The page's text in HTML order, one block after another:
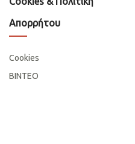
Απορρήτου
Cookies
ΒΙΝΤΕΟ